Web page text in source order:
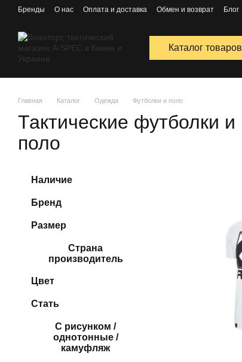
Перейти к основному контенту
Бренды О нас Оплата и доставка Обмен и возврат Блог
Каталог товаров
Главная Каталог Одежда Футболки и поло
Тактические футболки и
поло
Наличие
Бренд
Размер
Страна
производитель
Цвет
Стать
С рисунком /
однотонные /
камуфляж